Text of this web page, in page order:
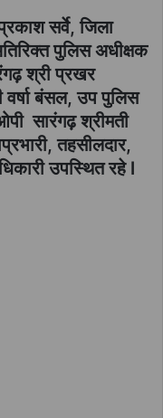
सर्वे, जिला
पुलिस अधीक्षक
श्री प्रखर
वर्षा बंसल, उप पुलिस
सारंगढ़ श्रीमती
तहसीलदार,
उपस्थित रहे l